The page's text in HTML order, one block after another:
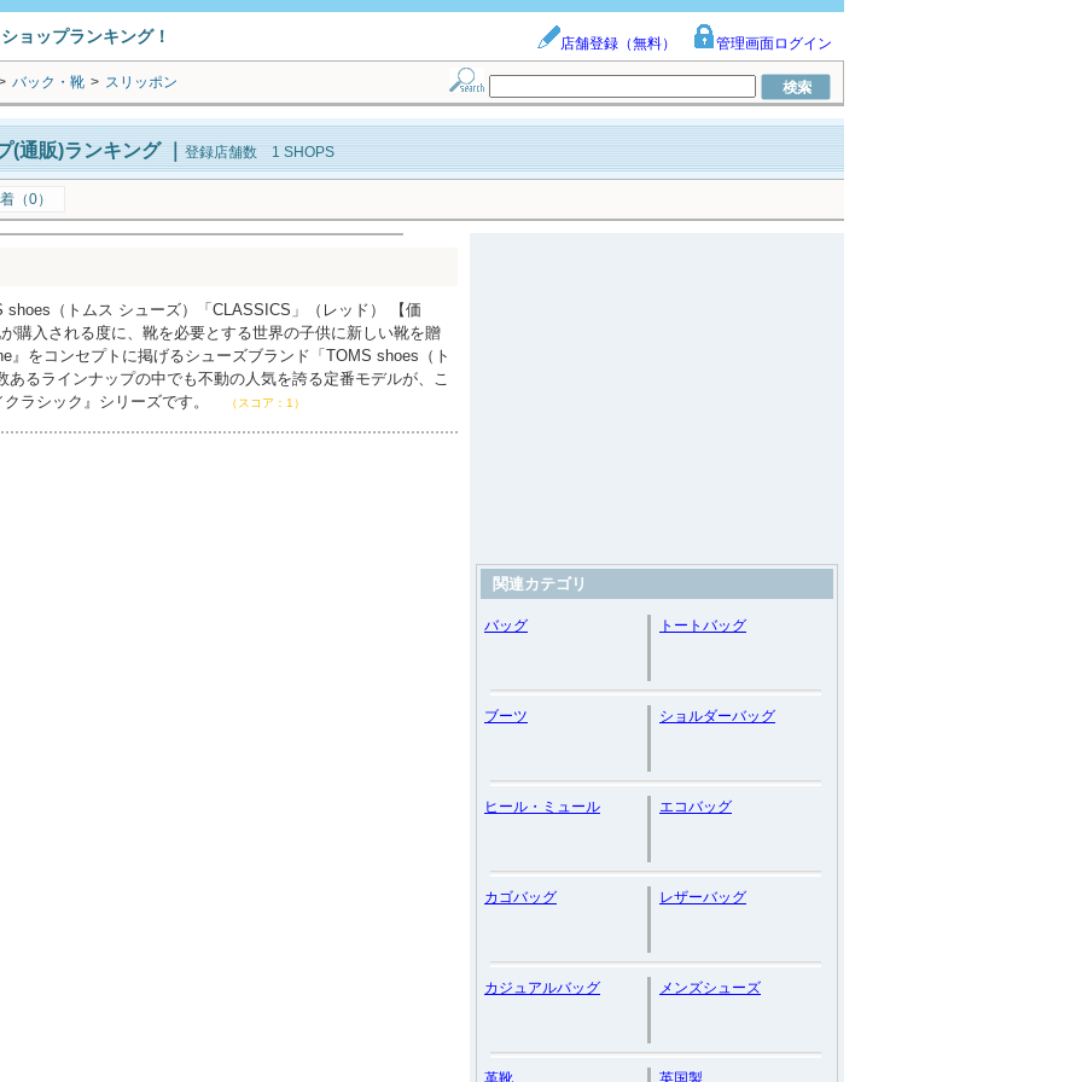
ョップランキング！ 店舗登録（無料） 管理画面ログイン
バック・靴 > スリッポン
(通販)ランキング｜ 登録店舗数 1 SHOPS
（0）
shoes（トムス シューズ）「CLASSICS」（レッド） 【価
購入される度に、靴を必要とする世界の子供に新しい靴を贈
』をコンセプトに掲げるシューズブランド「TOMS shoes（ト
あるラインナップの中でも不動の人気を誇る定番モデルが、こ
ラシック』シリーズです。
（スコア：1）
関連カテゴリ
バッグ トートバッグ
ブーツ ショルダーバッグ
ヒール・ミュール エコバッグ
カゴバッグ レザーバッグ
カジュアルバッグ メンズシューズ
革靴 英国製